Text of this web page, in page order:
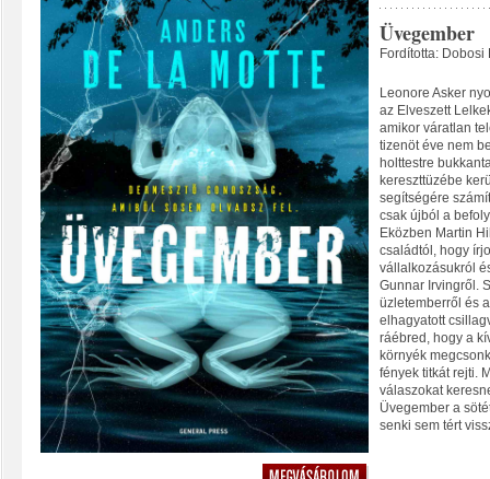
Üvegember
Fordította: Dobosi
Leonore Asker
az Elveszett
amikor váratlan
tizenöt éve nem
holttestre
kereszttüzébe
segítségére
csak újból a
Eközben Martin
családtól, hogy
vállalkozásukról
Gunnar Irvingről.
üzletemberről és
elhagyatott
ráébred, hogy a
környék
fények titkát rejti.
válaszokat
Üvegember a
senki sem tért